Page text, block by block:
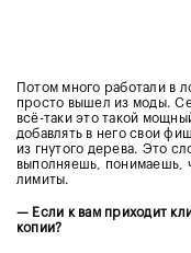
Потом много работали в
просто вышел из моды.
всё-таки это такой
добавлять в него свои
из гнутого дерева. Это
выполняешь, понимаешь,
лимиты.
— Если к вам приходит
копии?